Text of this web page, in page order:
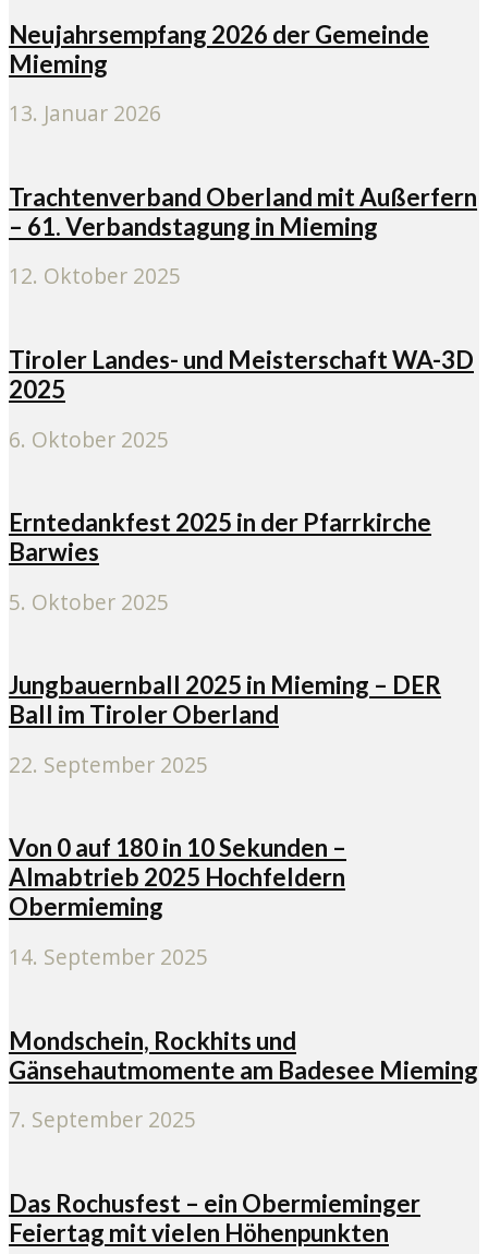
Neujahrsempfang 2026 der Gemeinde
Mieming
13. Januar 2026
Trachtenverband Oberland mit Außerfern
– 61. Verbandstagung in Mieming
12. Oktober 2025
Tiroler Landes- und Meisterschaft WA-3D
2025
6. Oktober 2025
Erntedankfest 2025 in der Pfarrkirche
Barwies
5. Oktober 2025
Jungbauernball 2025 in Mieming – DER
Ball im Tiroler Oberland
22. September 2025
Von 0 auf 180 in 10 Sekunden –
Almabtrieb 2025 Hochfeldern
Obermieming
14. September 2025
Mondschein, Rockhits und
Gänsehautmomente am Badesee Mieming
7. September 2025
Das Rochusfest – ein Obermieminger
Feiertag mit vielen Höhenpunkten